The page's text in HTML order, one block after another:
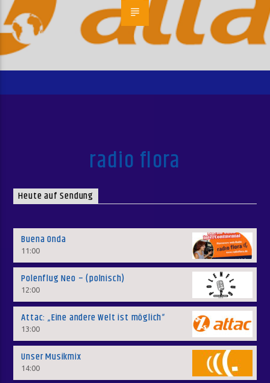
radio flora
Heute auf Sendung
Buena Onda
11:00
Polenflug Neo – (polnisch)
12:00
Attac: „Eine andere Welt ist möglich“
13:00
Unser Musikmix
14:00